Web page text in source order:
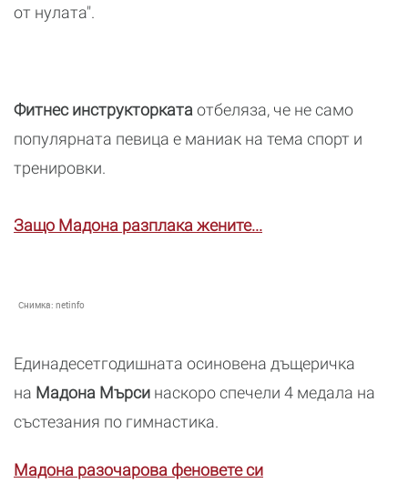
от нулата".
Фитнес инструкторката отбеляза, че не само
популярната певица е маниак на тема спорт и
тренировки.
Защо Мадона разплака жените...
Снимка: netinfo
Единадесетгодишната осиновена дъщеричка
на Мадона Мърси наскоро спечели 4 медала на
състезания по гимнастика.
Мадона разочарова феновете си